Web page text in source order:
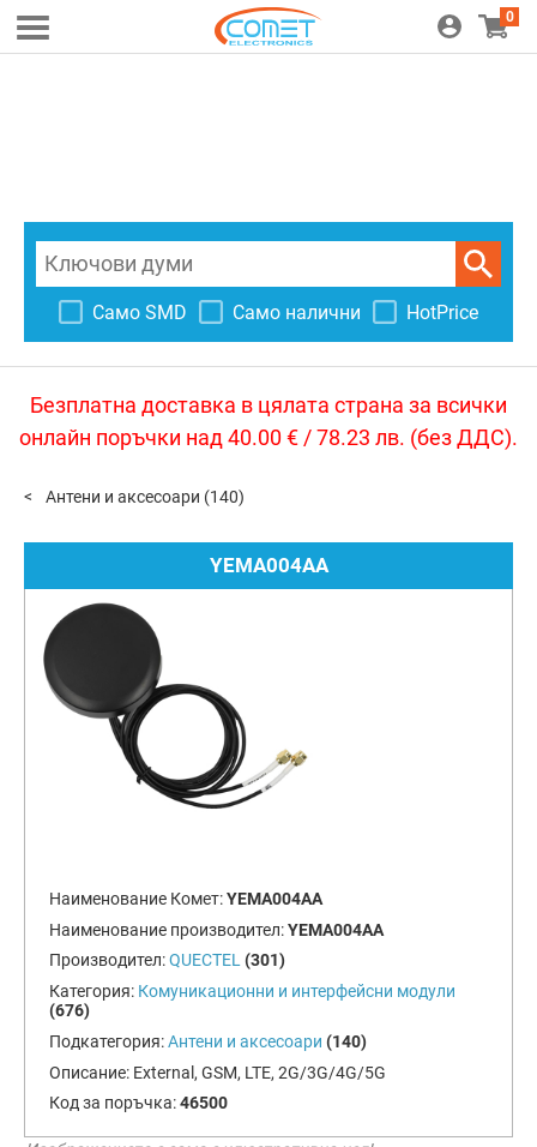
0
Само SMD Само налични HotPrice
Безплатна доставка в цялата страна за всички
онлайн поръчки над 40.00 € / 78.23 лв. (без ДДС).
Антени и аксесоари (140)
YEMA004AA
Наименование Комет:YEMA004AA
Наименование производител:YEMA004AA
Производител:QUECTEL (301)
Категория: Комуникационни и интерфейсни модули
(676)
Подкатегория:Антени и аксесоари (140)
Описание: External, GSM, LTE, 2G/3G/4G/5G
Код за поръчка:46500